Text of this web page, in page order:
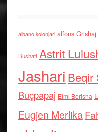
albano kolonjari alfons Grishaj
Bushati Astrit
Jashari Beqir
Buçpapaj Elmi Berisha
Eugjen Merlika